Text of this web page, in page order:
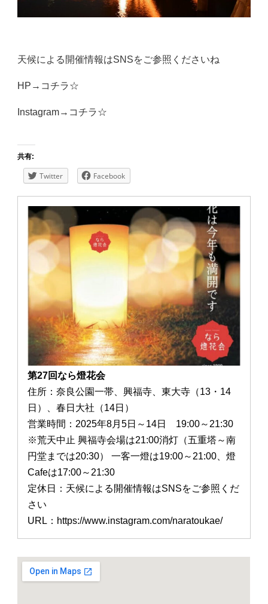
天候による開催情報はSNSをご参照くださいね
HP→ コチラ☆
Instagram→ コチラ☆
共有:
Twitter Facebook
第27回なら燈花会
住所：奈良公園一帯、興福寺、東大寺（13・14
日）、春日大社（14日）
営業時間：2025年8月5日～14日 19:00～21:30
※荒天中止 興福寺会場は21:00消灯（五重塔～南
円堂までは20:30） 一客一燈は19:00～21:00、燈
Cafeは17:00～21:30
定休日：天候による開催情報はSNSをご参照くだ
さい
URL：https://www.instagram.com/naratoukae/